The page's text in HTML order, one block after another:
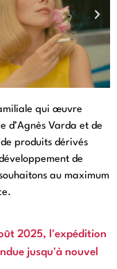
notre
Jacques Demy
qui œuvre
d’Agnès Varda et de
produits dérivés
de
au maximum
2025, l'expédition
jusqu'à nouvel